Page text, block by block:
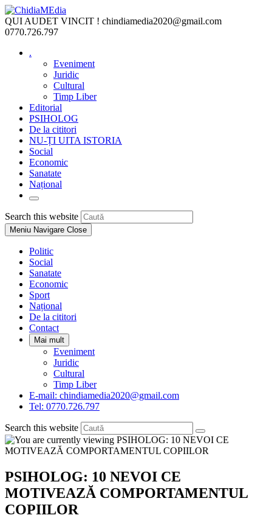
Skip
to
content
QUI AUDET VINCIT ! chindiamedia2020@gmail.com
0770.726.797
.
Eveniment
Juridic
Cultural
Timp Liber
Editorial
PSIHOLOG
De la cititori
NU-ȚI UITA ISTORIA
Social
Economic
Sanatate
Național
Toggle
website
search
Search this website
Escape
Meniu Navigare Close
Politic
Social
Sanatate
Economic
Sport
Național
De la cititori
Contact
Mai mult
Eveniment
Juridic
Cultural
Timp Liber
E-mail: chindiamedia2020@gmail.com
Tel: 0770.726.797
Search this website
PSIHOLOG: 10 NEVOI CE
MOTIVEAZĂ COMPORTAMENTUL
COPIILOR